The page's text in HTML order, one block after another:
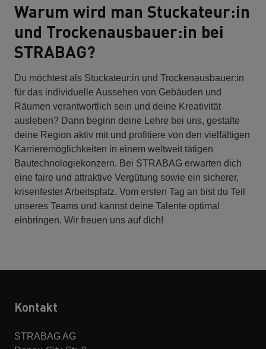
Warum wird man Stuckateur:in
und Trockenausbauer:in bei
STRABAG?
Du möchtest als Stuckateur:in und Trockenausbauer:in
für das individuelle Aussehen von Gebäuden und
Räumen verantwortlich sein und deine Kreativität
ausleben? Dann beginn deine Lehre bei uns, gestalte
deine Region aktiv mit und profitiere von den vielfältigen
Karrieremöglichkeiten in einem weltweit tätigen
Bautechnologiekonzern. Bei STRABAG erwarten dich
eine faire und attraktive Vergütung sowie ein sicherer,
krisenfester Arbeitsplatz. Vom ersten Tag an bist du Teil
unseres Teams und kannst deine Talente optimal
einbringen. Wir freuen uns auf dich!
Kontakt
STRABAG AG